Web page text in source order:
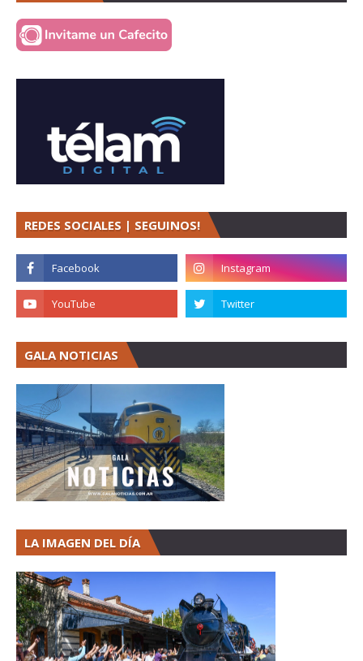
REDES SOCIALES | SEGUINOS!
GALA NOTICIAS
LA IMAGEN DEL DÍA